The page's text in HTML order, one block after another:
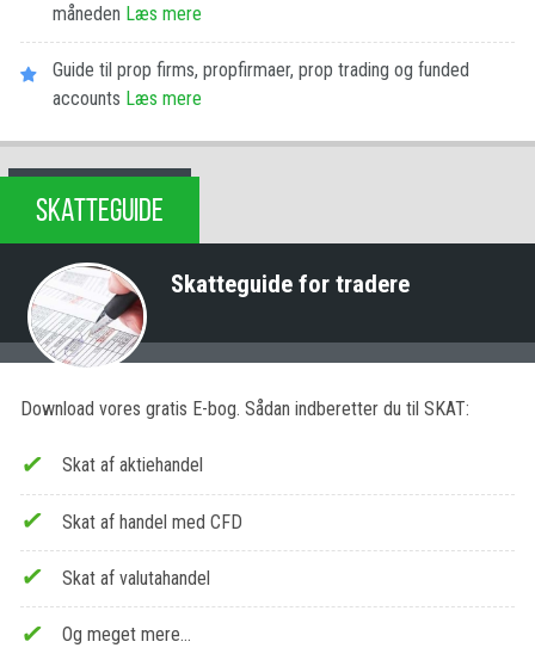
måneden Læs mere
Guide til prop firms, propfirmaer, prop trading og funded
accounts Læs mere
SKATTEGUIDE
Skatteguide for tradere
Download vores gratis E-bog. Sådan indberetter du til SKAT:
Skat af aktiehandel
Skat af handel med CFD
Skat af valutahandel
Og meget mere…